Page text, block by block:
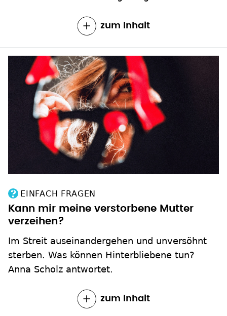
EINFACH FRAGEN
Kann mir meine verstorbene Mutter
Im Streit auseinandergehen und unversöhnt
sterben. Was können Hinterbliebene tun?
Anna Scholz antwortet.
zum Inhalt